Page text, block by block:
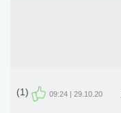
29.10.20 | 09:24
(1)